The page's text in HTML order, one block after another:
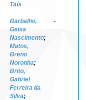
Taís
Barbalho,
Geisa
Nascimento;
Matos,
Breno
Noronha;
Brito,
Gabriel
Ferreira da
Silva;
-